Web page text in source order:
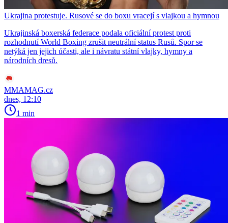
Ukrajina protestuje. Rusové se do boxu vracejí s vlajkou a hymnou
Ukrajinská boxerská federace podala oficiální protest proti
rozhodnutí World Boxing zrušit neutrální status Rusů. Spor se
netýká jen jejich účasti, ale i návratu státní vlajky, hymny a
národních dresů.
MMAMAG.cz
dnes, 12:10
1 min